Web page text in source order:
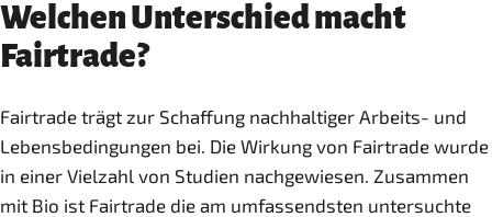
Welchen Unterschied macht
Fairtrade?
Fairtrade trägt zur Schaffung nachhaltiger Arbeits- und
Lebensbedingungen bei. Die Wirkung von Fairtrade wurde
in einer Vielzahl von Studien nachgewiesen. Zusammen
mit Bio ist Fairtrade die am umfassendsten untersuchte